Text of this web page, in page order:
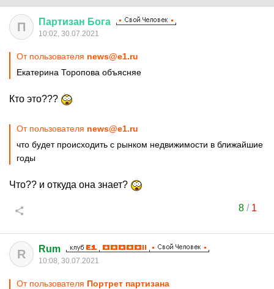
П Партизан Бога
10:02, 30.07.2021
От пользователя news@e1.ru
Екатерина Торопова объясняе
Кто это???
От пользователя news@e1.ru
что будет происходить с рынком недвижимости в ближайшие
годы
Что?? и откуда она знает?
8/ 1
R Rum
10:08, 30.07.2021
От пользователя Портрет партизана